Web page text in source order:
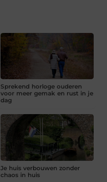
Sprekend horloge ouderen
voor meer gemak en rust in je
dag
Je huis verbouwen zonder
chaos in huis